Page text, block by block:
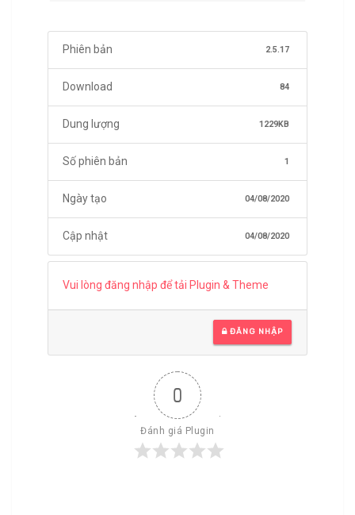
Phiên bản 2.5.17
Download 84
Dung lượng 1229KB
Số phiên bản 1
Ngày tạo 04/08/2020
Cập nhật 04/08/2020
Vui lòng đăng nhập để tải Plugin & Theme
ĐĂNG NHẬP
0
Đánh giá Plugin